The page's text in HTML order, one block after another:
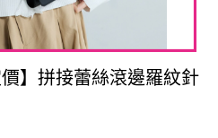
】拼接蕾絲滾邊羅紋針